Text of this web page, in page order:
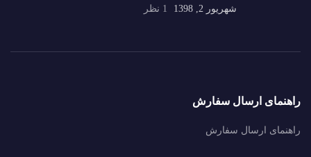
شهریور 2, 1398
1 نظر
راهنمای ارسال سفارش
راهنمای ارسال سفارش